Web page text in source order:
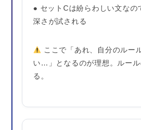
● セットCは紛らわしい文なの
深さが試される
ここで「あれ、自分のルー
い…」となるのが理想。ルール
る。